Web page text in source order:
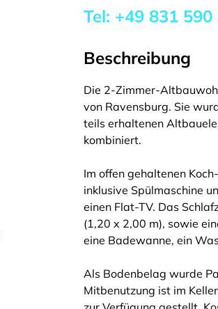
Tel: +49 831 590
Beschreibung
Die 2-Zimmer-
von Ravensburg. Sie
teils erhaltenen
kombiniert.
Im offen gehaltenen
inklusive Spülmaschine
einen Flat-TV. Das
(1,20 x 2,00 m), sowie
eine Badewanne, ein
Als Bodenbelag wurde
Mitbenutzung ist im